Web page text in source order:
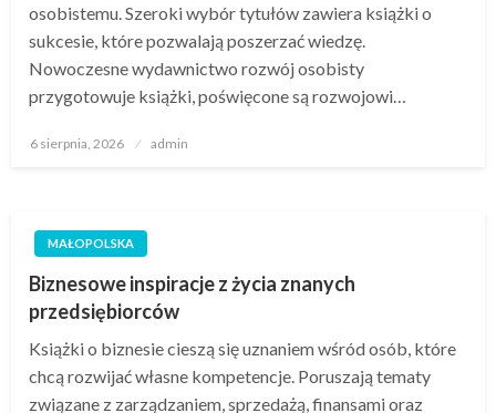
osobistemu. Szeroki wybór tytułów zawiera książki o
sukcesie, które pozwalają poszerzać wiedzę.
Nowoczesne wydawnictwo rozwój osobisty
przygotowuje książki, poświęcone są rozwojowi…
Opublikowane
6 sierpnia, 2026 admin
MAŁOPOLSKA
Biznesowe inspiracje z życia znanych
przedsiębiorców
Książki o biznesie cieszą się uznaniem wśród osób, które
chcą rozwijać własne kompetencje. Poruszają tematy
związane z zarządzaniem, sprzedażą, finansami oraz